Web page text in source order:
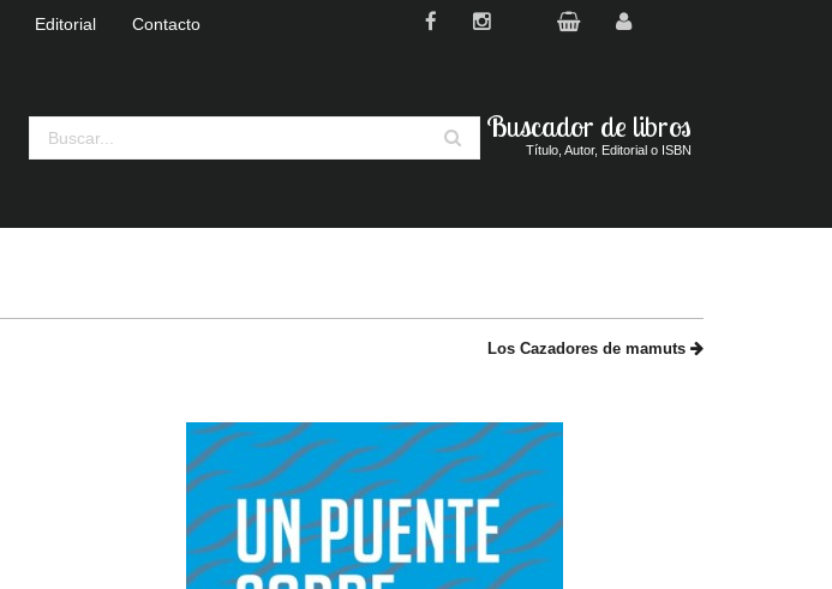
Editorial Contacto
Buscador de libros
Título, Autor, Editorial o ISBN
Los Cazadores de mamuts